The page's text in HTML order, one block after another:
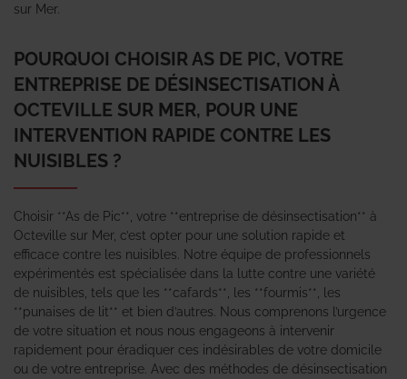
sur Mer.
POURQUOI CHOISIR AS DE PIC, VOTRE
ENTREPRISE DE DÉSINSECTISATION À
OCTEVILLE SUR MER, POUR UNE
INTERVENTION RAPIDE CONTRE LES
NUISIBLES ?
Choisir **As de Pic**, votre **entreprise de désinsectisation** à
Octeville sur Mer, c’est opter pour une solution rapide et
efficace contre les nuisibles. Notre équipe de professionnels
expérimentés est spécialisée dans la lutte contre une variété
de nuisibles, tels que les **cafards**, les **fourmis**, les
**punaises de lit** et bien d’autres. Nous comprenons l’urgence
de votre situation et nous nous engageons à intervenir
rapidement pour éradiquer ces indésirables de votre domicile
ou de votre entreprise. Avec des méthodes de désinsectisation